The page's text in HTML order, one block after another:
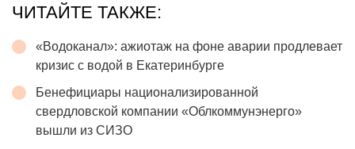
ЧИТАЙТЕ ТАКЖЕ:
«Водоканал»: ажиотаж на фоне аварии продлевает
кризис с водой в Екатеринбурге
Бенефициары национализированной
свердловской компании «Облкоммунэнерго»
вышли из СИЗО